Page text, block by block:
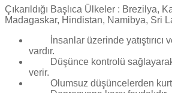
Çıkarıldığı Başlıca Ülkeler : Brezilya,
Madagaskar, Hindistan, Namibya, Sri
İnsanlar üzerinde
vardır.
Düşünce kontrolü
verir.
Olumsuz düşüncelerden